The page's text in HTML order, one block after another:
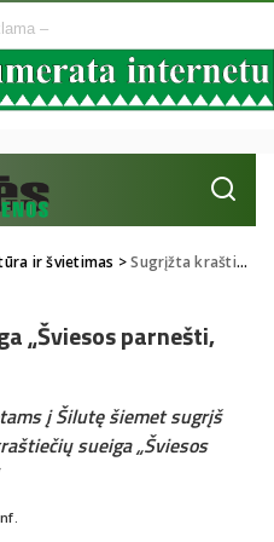
–
ir švietimas >Sugrįžta kraštiečių sueiga „Šviesos parnešti, gera padaryti…“
„Šviesos parnešti,
į Šilutę šiemet sugrįš
sueiga „Šviesos